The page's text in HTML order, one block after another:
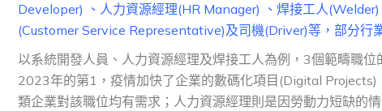
Developer) 、人力資源經理(HR Manager) 、焊接工人
(Customer Service Representative)及司機(Driver)等，部分行
以系統開發人員、人力資源經理及焊接工人為例，3個範疇職
2023年的第1，疫情加快了企業的數碼化項目(Digital
類企業對該職位均有需求；人力資源經理則是因勞動力短缺的